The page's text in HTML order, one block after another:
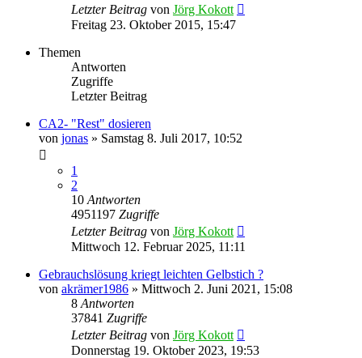
Letzter Beitrag von Jörg Kokott
Freitag 23. Oktober 2015, 15:47
Themen
Antworten
Zugriffe
Letzter Beitrag
CA2- "Rest" dosieren
von jonas » Samstag 8. Juli 2017, 10:52
1
2
10 Antworten
4951197 Zugriffe
Letzter Beitrag von Jörg Kokott
Mittwoch 12. Februar 2025, 11:11
Gebrauchslösung kriegt leichten Gelbstich ?
von akrämer1986 » Mittwoch 2. Juni 2021, 15:08
8 Antworten
37841 Zugriffe
Letzter Beitrag von Jörg Kokott
Donnerstag 19. Oktober 2023, 19:53